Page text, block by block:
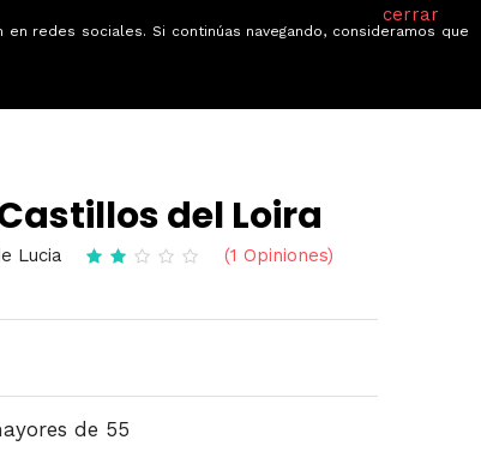
Ofertas Blog Quiénes somos
del Loira
Lucia (1 Opiniones)
de 55
cerrar
redes sociales. Si continúas navegando, consideramos que